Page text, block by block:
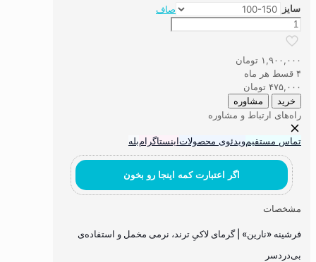
سایز
صاف
فرشینه
طرح
نارین
عدد
۱,۹۰۰,۰۰۰ تومان
۴ قسط هر ماه
۴۷۵,۰۰۰ تومان
خرید مشاوره
راه‌های ارتباط و مشاوره
تماس مستقیمویدئوی محصولاتاینستاگرامبله
اگر اعتبارت کمه اینجا رو بخون
مشخصات
فرشینه «نارین» | گرمای لاکیِ ترند، نرمی مخمل و استفاده‌ی
بی‌دردسر